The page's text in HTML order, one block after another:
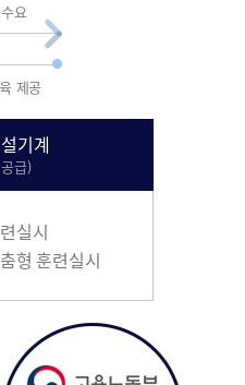
요
제공
기계
급)
실시
형 훈련실시